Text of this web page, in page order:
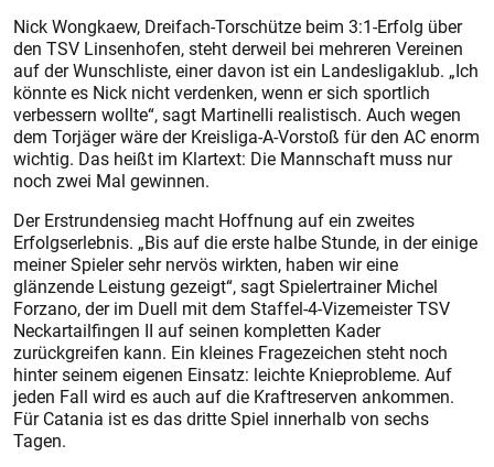
Nick Wongkaew, Dreifach-Torschütze beim 3:1-Erfolg über
den TSV Linsenhofen, steht derweil bei mehreren Vereinen
auf der Wunschliste, einer davon ist ein Landesligaklub. „Ich
könnte es Nick nicht verdenken, wenn er sich sportlich
verbessern wollte“, sagt Martinelli realistisch. Auch wegen
dem Torjäger wäre der Kreisliga-A-Vorstoß für den AC enorm
wichtig. Das heißt im Klartext: Die Mannschaft muss nur
noch zwei Mal gewinnen.
Der Erstrundensieg macht Hoffnung auf ein zweites
Erfolgserlebnis. „Bis auf die erste halbe Stunde, in der einige
meiner Spieler sehr nervös wirkten, haben wir eine
glänzende Leistung gezeigt“, sagt Spielertrainer Michel
Forzano, der im Duell mit dem Staffel-4-Vizemeister TSV
Neckartailfingen II auf seinen kompletten Kader
zurückgreifen kann. Ein kleines Fragezeichen steht noch
hinter seinem eigenen Einsatz: leichte Knieprobleme. Auf
jeden Fall wird es auch auf die Kraftreserven ankommen.
Für Catania ist es das dritte Spiel innerhalb von sechs
Tagen.